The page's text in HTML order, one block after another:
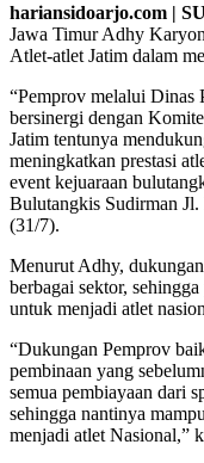
hariansidoarjo.com |
Jawa Timur Adhy
Atlet-atlet Jatim dalam
“Pemprov melalui Dinas
bersinergi dengan
Jatim tentunya
meningkatkan prestasi
event kejuaraan
Bulutangkis Sudirman
(31/7).
Menurut Adhy,
berbagai sektor,
untuk menjadi atlet
“Dukungan Pemprov
pembinaan yang
semua pembiayaan dari
sehingga nantinya
menjadi atlet Nasional,”